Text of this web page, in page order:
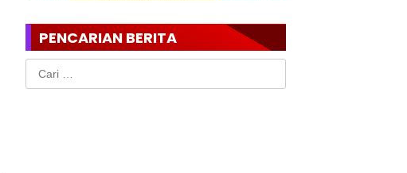
PENCARIAN BERITA
Cari
untuk: